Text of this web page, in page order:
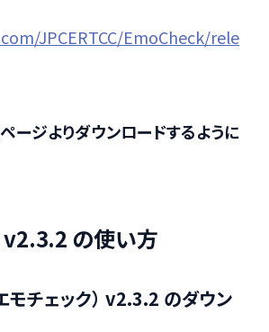
JPCERTCC/EmoCheck/rele
ージよりダウンロードするように
の使い方
チェック） v2.3.2 のダウン